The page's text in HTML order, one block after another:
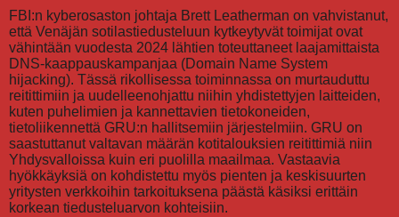
FBI:n kyberosaston johtaja Brett Leatherman on vahvistanut,
että Venäjän sotilastiedusteluun kytkeytyvät toimijat ovat
vähintään vuodesta 2024 lähtien toteuttaneet laajamittaista
DNS-kaappauskampanjaa (Domain Name System
hijacking). Tässä rikollisessa toiminnassa on murtauduttu
reitittimiin ja uudelleenohjattu niihin yhdistettyjen laitteiden,
kuten puhelimien ja kannettavien tietokoneiden,
tietoliikennettä GRU:n hallitsemiin järjestelmiin. GRU on
saastuttanut valtavan määrän kotitalouksien reitittimiä niin
Yhdysvalloissa kuin eri puolilla maailmaa. Vastaavia
hyökkäyksiä on kohdistettu myös pienten ja keskisuurten
yritysten verkkoihin tarkoituksena päästä käsiksi erittäin
korkean tiedusteluarvon kohteisiin.